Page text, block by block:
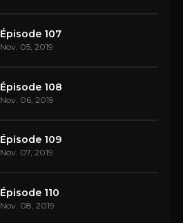
Épisode 107
Nov. 05, 2019
Épisode 108
Nov. 06, 2019
Épisode 109
Nov. 07, 2019
Épisode 110
Nov. 08, 2019